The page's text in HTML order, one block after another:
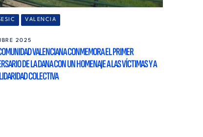
VALENCIA
2025
VALENCIANA CONMEMORA EL PRIMER
DE LA DANA CON UN HOMENAJE A LAS VÍCTIMAS Y A
COLECTIVA